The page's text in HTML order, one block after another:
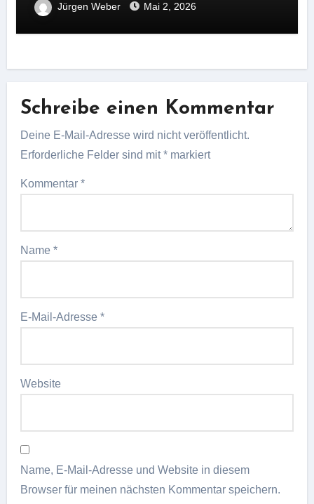
Jürgen Weber Mai 2, 2026
Schreibe einen Kommentar
Deine E-Mail-Adresse wird nicht veröffentlicht.
Erforderliche Felder sind mit* markiert
Kommentar*
Name*
E-Mail-Adresse*
Website
Name, E-Mail-Adresse und Website in diesem
Browser für meinen nächsten Kommentar speichern.